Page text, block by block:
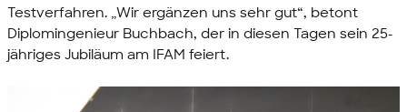
Testverfahren. „Wir ergänzen uns sehr gut“, betont
Diplomingenieur Buchbach, der in diesen Tagen sein 25-
jähriges Jubiläum am IFAM feiert.